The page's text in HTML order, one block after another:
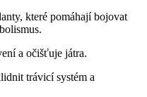
‌které pomáhají bojovat⁢
a očišťuje játra.
trávicí‍ systém a